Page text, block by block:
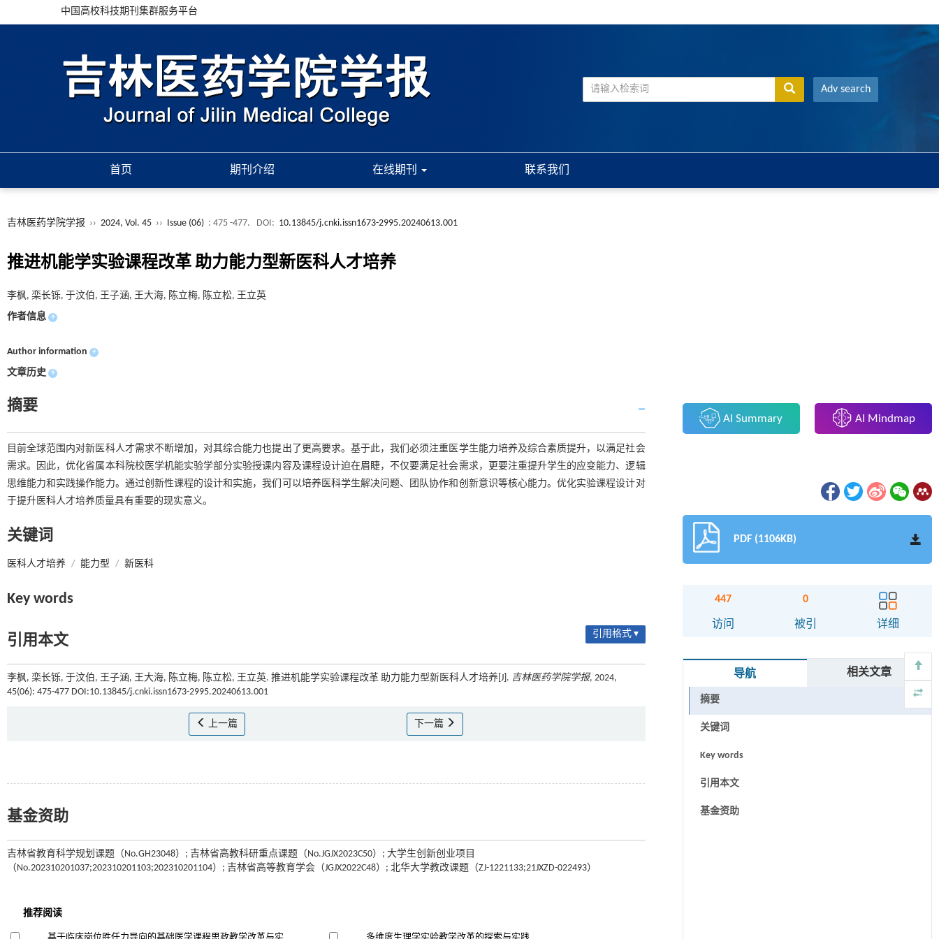
中国高校科技期刊集群服务平台
Adv search
首页 期刊介绍 在线期刊 联系我们
吉林医药学院学报 ›› 2024, Vol. 45 ›› Issue (06) : 475 -477. DOI: 10.13845/j.cnki.issn1673-2995.20240613.001
推进机能学实验课程改革 助力能力型新医科人才培养
李枫, 栾长铄, 于汶伯, 王子涵, 王大海, 陈立梅, 陈立松, 王立英
作者信息 +
Author information +
文章历史 +
摘要
目前全球范围内对新医科人才需求不断增加，对其综合能力也提出了更高要求。基于此，我们必须注重医学生能力培养及综合素质提升，以满足社会
需求。因此，优化省属本科院校医学机能实验学部分实验授课内容及课程设计迫在眉睫，不仅要满足社会需求，更要注重提升学生的应变能力、逻辑
思维能力和实践操作能力。通过创新性课程的设计和实施，我们可以培养医科学生解决问题、团队协作和创新意识等核心能力。优化实验课程设计对
于提升医科人才培养质量具有重要的现实意义。
关键词
医科人才培养 / 能力型 / 新医科
Key words
引用本文 引用格式 ▾
李枫, 栾长铄, 于汶伯, 王子涵, 王大海, 陈立梅, 陈立松, 王立英. 推进机能学实验课程改革 助力能力型新医科人才培养[J]. 吉林医药学院学报, 2024,
45(06): 475-477 DOI:10.13845/j.cnki.issn1673-2995.20240613.001
上一篇 下一篇
基金资助
吉林省教育科学规划课题（No.GH23048）; 吉林省高教科研重点课题（No.JGJX2023C50）; 大学生创新创业项目
（No.202310201037;202310201103;202310201104）; 吉林省高等教育学会（JGJX2022C48）; 北华大学教改课题（ZJ-1221133;21JXZD-022493）
AI Summary AI Mindmap
PDF (1106KB)
447
访问
0
被引 详细
导航 相关文章
摘要
关键词
Key words
引用本文
基金资助